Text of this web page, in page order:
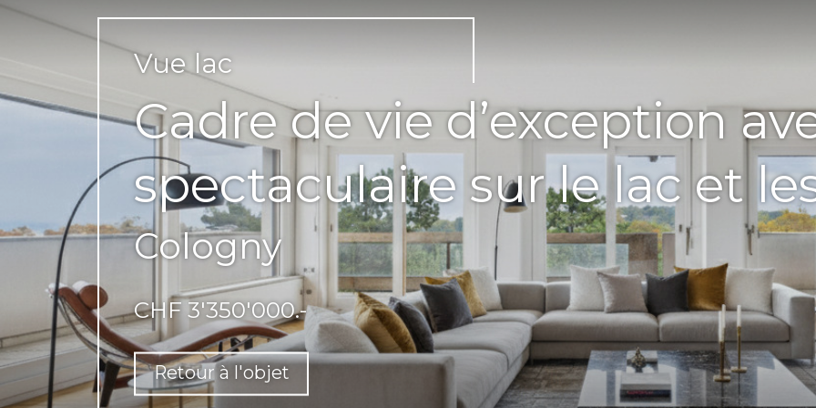
Vue lac
Cadre de vie d’exception
spectaculaire sur le lac et
Cologny
CHF 3'350'000.-
Retour à l'objet